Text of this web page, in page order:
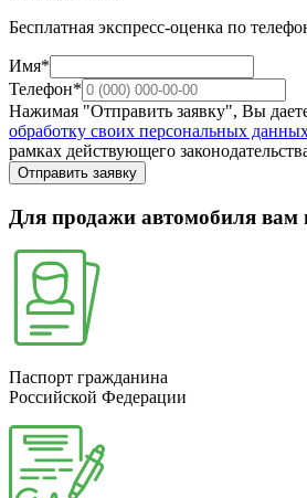
Бесплатная экспресс-оценка по
Имя*
Телефон*
Нажимая "Отправить заявку", Вы
обработку своих персональных
рамках действующего
Отправить заявку
Для продажи автомобиля вам
Паспорт гражданина
Российской Федерации